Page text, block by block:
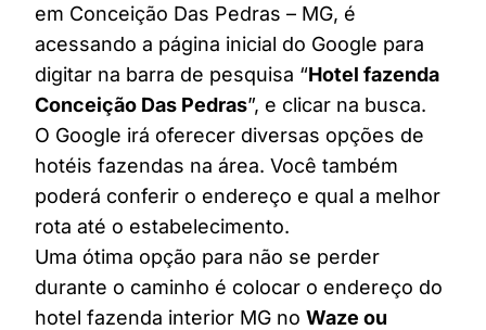
em Conceição Das Pedras – MG, é
acessando a página inicial do Google para
digitar na barra de pesquisa “Hotel fazenda
Conceição Das Pedras”, e clicar na busca.
O Google irá oferecer diversas opções de
hotéis fazendas na área. Você também
poderá conferir o endereço e qual a melhor
rota até o estabelecimento.
Uma ótima opção para não se perder
durante o caminho é colocar o endereço do
hotel fazenda interior MG no Waze ou